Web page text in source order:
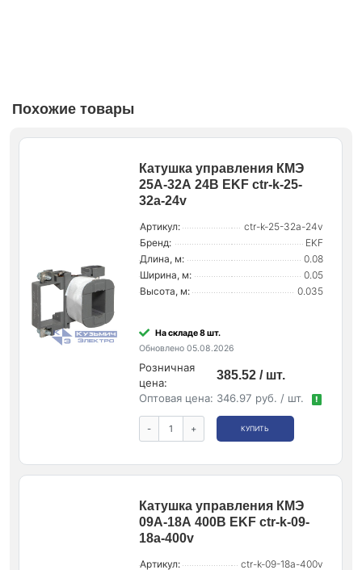
Похожие товары
Катушка управления КМЭ
25А-32А 24В EKF ctr-k-25-
32a-24v
Артикул:
ctr-k-25-32a-24v
Бренд:
EKF
Длина, м:
0.08
Ширина, м:
0.05
Высота, м:
0.035
На складе 8 шт.
Обновлено 05.08.2026
Розничная
цена:
385.52 / шт.
Оптовая цена: 346.97 руб. / шт. !
- + КУПИТЬ
Катушка управления КМЭ
09А-18А 400В EKF ctr-k-09-
18a-400v
Артикул: ctr-k-09-18a-400v